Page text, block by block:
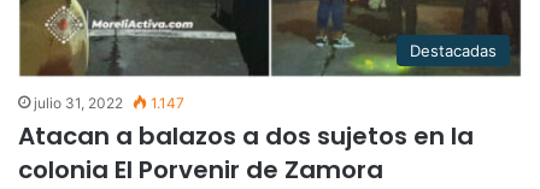
Destacadas
julio 31, 2022 1.147
Atacan a balazos a dos sujetos en la
colonia El Porvenir de Zamora